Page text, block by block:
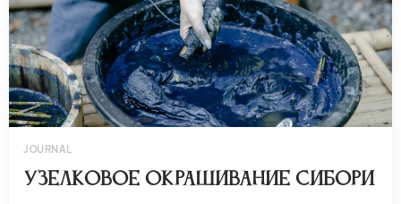
JOURNAL
Узелковое окрашивание сибори